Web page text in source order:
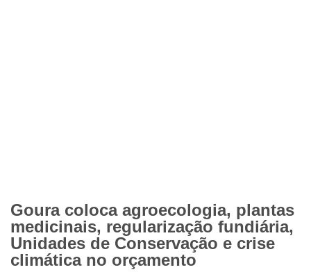
Goura coloca agroecologia, plantas
medicinais, regularização fundiária,
Unidades de Conservação e crise
climática no orçamento